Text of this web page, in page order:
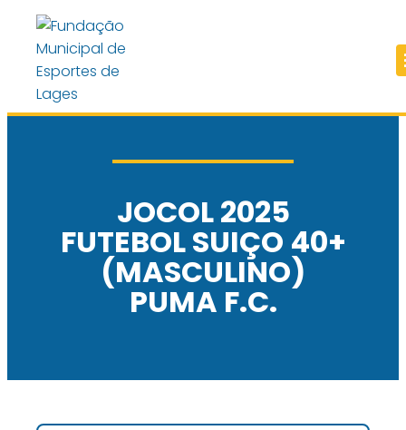
JOCOL 2025
FUTEBOL SUIÇO 40+
(MASCULINO)
PUMA F.C.